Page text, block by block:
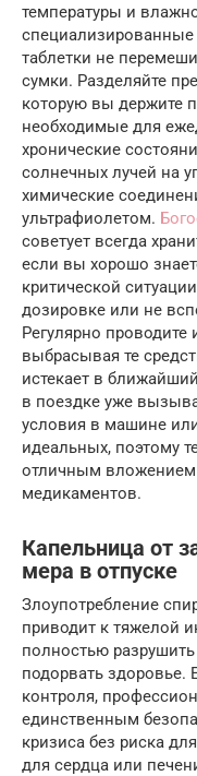
температуры и
специализированные
таблетки не
сумки. Разделяйте
которую вы держите
необходимые для
хронические
солнечных лучей на
химические
ультрафиолетом.
советует всегда
если вы хорошо
критической
дозировке или не
Регулярно проводите
выбрасывая те
истекает в
в поездке уже
условия в машине
идеальных, поэтому
отличным вложением
медикаментов.
Капельница от
мера в отпуске
Злоупотребление
приводит к тяжелой
полностью
подорвать здоровье.
контроля,
единственным
кризиса без риска
для сердца или